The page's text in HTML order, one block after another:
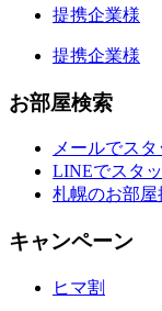
提携企業様
提携企業様
お部屋検索
メールでス
LINEでスタ
札幌のお部屋
キャンペーン
ヒマ割